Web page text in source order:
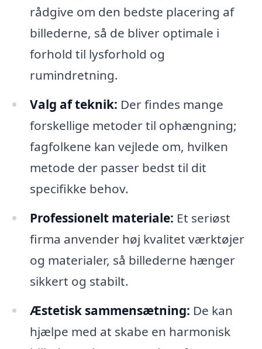
rådgive om den bedste placering af
billederne, så de bliver optimale i
forhold til lysforhold og
rumindretning.
Valg af teknik: Der findes mange
forskellige metoder til ophængning;
fagfolkene kan vejlede om, hvilken
metode der passer bedst til dit
specifikke behov.
Professionelt materiale: Et seriøst
firma anvender høj kvalitet værktøjer
og materialer, så billederne hænger
sikkert og stabilt.
Æstetisk sammensætning: De kan
hjælpe med at skabe en harmonisk